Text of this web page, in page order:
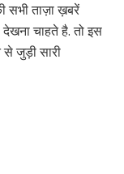
सभी ताज़ा ख़बरें
चाहते है. तो इस
जुड़ी सारी